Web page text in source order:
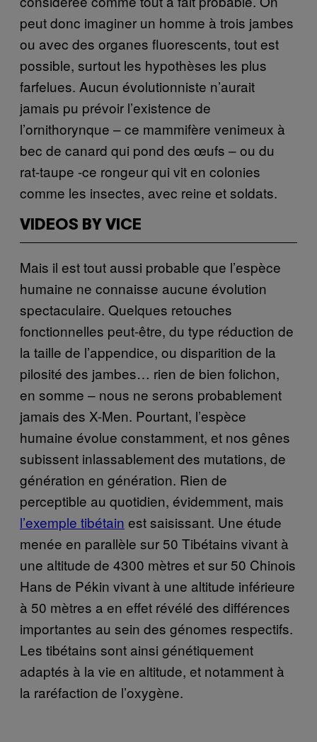
peut donc imaginer un homme à trois jambes
ou avec des organes fluorescents, tout est
possible, surtout les hypothèses les plus
farfelues. Aucun évolutionniste n’aurait
jamais pu prévoir l’existence de
l’ornithorynque – ce mammifère venimeux à
bec de canard qui pond des œufs – ou du
rat-taupe -ce rongeur qui vit en colonies
comme les insectes, avec reine et soldats.
VIDEOS BY VICE
Mais il est tout aussi probable que l’espèce
humaine ne connaisse aucune évolution
spectaculaire. Quelques retouches
fonctionnelles peut-être, du type réduction de
la taille de l’appendice, ou disparition de la
pilosité des jambes… rien de bien folichon,
en somme – nous ne serons probablement
jamais des X-Men. Pourtant, l’espèce
humaine évolue constamment, et nos gênes
subissent inlassablement des mutations, de
génération en génération. Rien de
perceptible au quotidien, évidemment, mais
l’exemple tibétain est saisissant. Une étude
menée en parallèle sur 50 Tibétains vivant à
une altitude de 4300 mètres et sur 50 Chinois
Hans de Pékin vivant à une altitude inférieure
à 50 mètres a en effet révélé des différences
importantes au sein des génomes respectifs.
Les tibétains sont ainsi génétiquement
adaptés à la vie en altitude, et notamment à
la raréfaction de l’oxygène.